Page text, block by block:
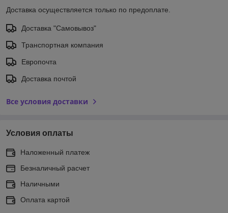
Доставка осуществляется только по предоплате.
Доставка "Самовывоз"
Транспортная компания
Европочта
Доставка почтой
Все условия доставки
Условия оплаты
Наложенный платеж
Безналичный расчет
Наличными
Оплата картой